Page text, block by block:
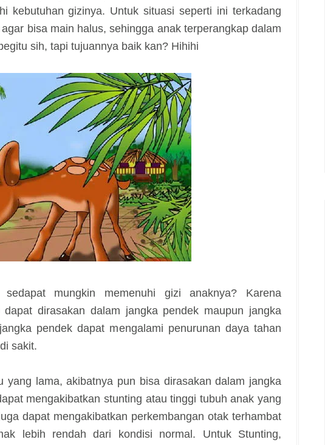
kebutuhan gizinya. Untuk situasi seperti ini terkadang
bisa main halus, sehingga anak terperangkap dalam
sih, tapi tujuannya baik kan? Hihihi
mungkin memenuhi gizi anaknya? Karena
dirasakan dalam jangka pendek maupun jangka
pendek dapat mengalami penurunan daya tahan
sakit.
yang lama, akibatnya pun bisa dirasakan dalam jangka
mengakibatkan stunting atau tinggi tubuh anak yang
dapat mengakibatkan perkembangan otak terhambat
lebih rendah dari kondisi normal. Untuk Stunting,